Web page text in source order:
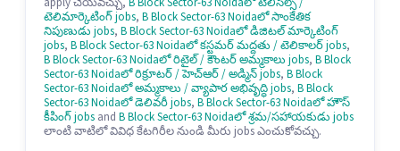
టెలిమార్కెటింగ్ jobs, B Block Sector-63 Noidaలో సాంకేతిక
నిపుణుడు jobs, B Block Sector-63 Noidaలో డిజిటల్ మార్కెటింగ్
jobs, B Block Sector-63 Noidaలో కస్టమర్ మద్దతు / టెలికాలర్ jobs,
B Block Sector-63 Noidaలో రిటైల్ / కౌంటర్ అమ్మకాలు jobs, B Block
Sector-63 Noidaలో రిక్రూటర్ / హెచ్ఆర్ / అడ్మిన్ jobs, B Block
Sector-63 Noidaలో అమ్మకాలు / వ్యాపార అభివృద్ధి jobs, B Block
Sector-63 Noidaలో డెలివరీ jobs, B Block Sector-63 Noidaలో హౌస్
కీపింగ్ jobs and B Block Sector-63 Noidaలో శ్రమ/సహాయకుడు jobs
లాంటి వాటిలో వివిధ కేటగిరీల నుండి మీరు jobs ఎంచుకోవచ్చు.